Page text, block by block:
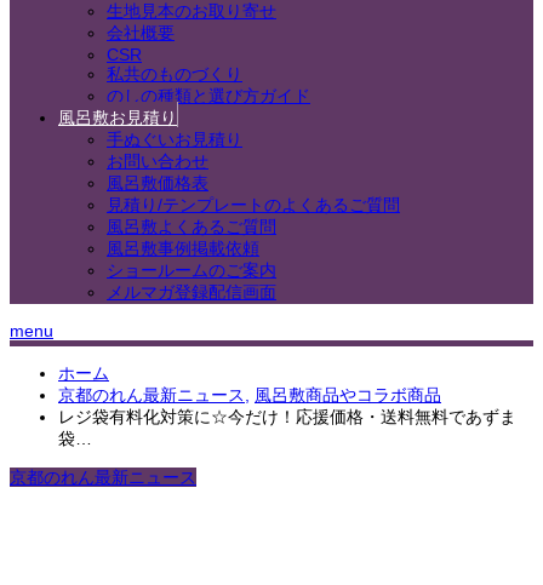
生地見本のお取り寄せ
会社概要
CSR
私共のものづくり
のしの種類と選び方ガイド
風呂敷お見積り
手ぬぐいお見積り
お問い合わせ
風呂敷価格表
見積り/テンプレートのよくあるご質問
風呂敷よくあるご質問
風呂敷事例掲載依頼
ショールームのご案内
メルマガ登録配信画面
menu
ホーム
京都のれん最新ニュース
風呂敷商品やコラボ商品
レジ袋有料化対策に☆今だけ！応援価格・送料無料であずま
袋…
京都のれん最新ニュース